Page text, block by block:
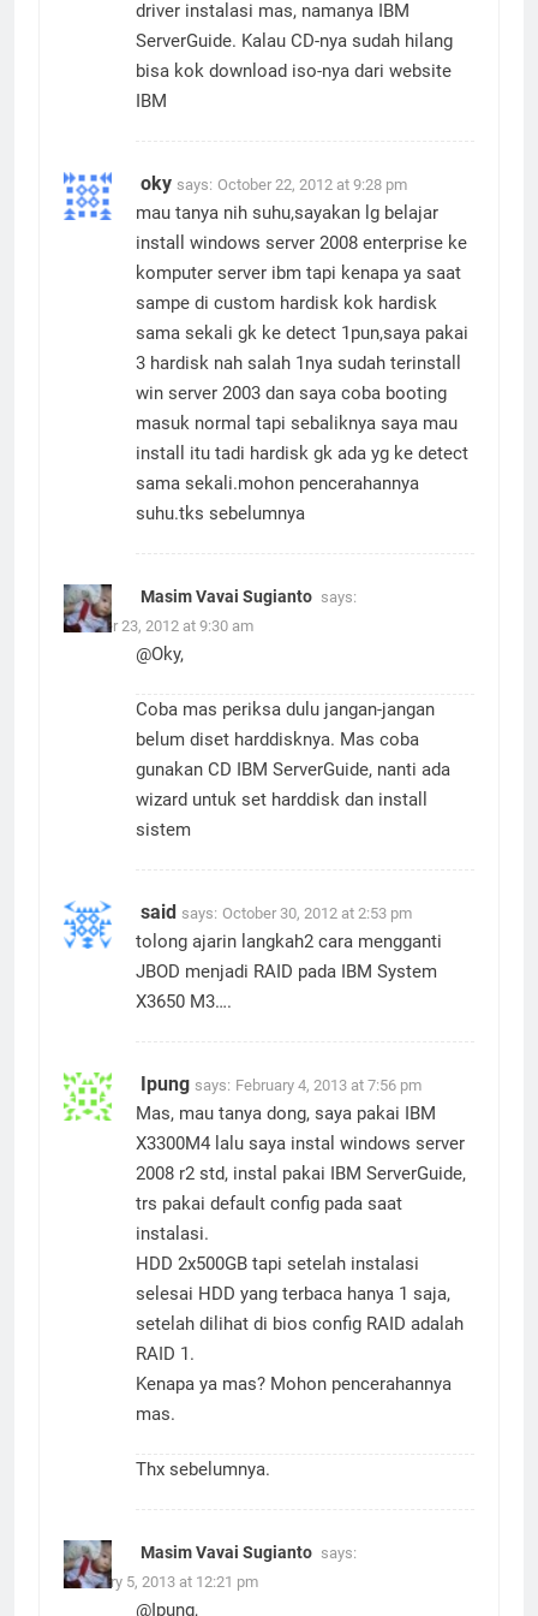
driver instalasi mas, namanya IBM
ServerGuide. Kalau CD-nya sudah hilang
bisa kok download iso-nya dari website
oky says: October 22, 2012 at 9:28 pm
mau tanya nih suhu,sayakan lg belajar
install windows server 2008 enterprise ke
komputer server ibm tapi kenapa ya saat
sampe di custom hardisk kok hardisk
sama sekali gk ke detect 1pun,saya pakai
3 hardisk nah salah 1nya sudah terinstall
win server 2003 dan saya coba booting
masuk normal tapi sebaliknya saya mau
install itu tadi hardisk gk ada yg ke detect
sama sekali.mohon pencerahannya
Masim Vavai Sugianto
October 23, 2012 at 9:30 am
Coba mas periksa dulu jangan-jangan
belum diset harddisknya. Mas coba
gunakan CD IBM ServerGuide, nanti ada
wizard untuk set harddisk dan install
said says: October 30, 2012 at 2:53 pm
tolong ajarin langkah2 cara mengganti
JBOD menjadi RAID pada IBM System
Ipung says: February 4, 2013 at 7:56 pm
Mas, mau tanya dong, saya pakai IBM
X3300M4 lalu saya instal windows server
2008 r2 std, instal pakai IBM ServerGuide,
trs pakai default config pada saat
instalasi.
HDD 2x500GB tapi setelah instalasi
selesai HDD yang terbaca hanya 1 saja,
setelah dilihat di bios config RAID adalah
RAID 1.
Masim Vavai Sugianto
February 5, 2013 at 12:21 pm